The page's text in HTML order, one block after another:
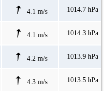
4.1 m/s 1014.7 hPa
4.1 m/s 1014.3 hPa
4.2 m/s 1013.9 hPa
4.3 m/s 1013.5 hPa